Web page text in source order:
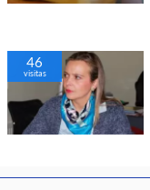
46
visitas